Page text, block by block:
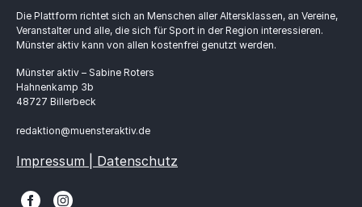
Die Plattform richtet sich an Menschen aller Altersklassen, an Vereine,
Veranstalter und alle, die sich für Sport in der Region interessieren.
Münster aktiv kann von allen kostenfrei genutzt werden.
Münster aktiv – Sabine Roters
Hahnenkamp 3b
48727 Billerbeck
redaktion@muensteraktiv.de
Impressum | Datenschutz